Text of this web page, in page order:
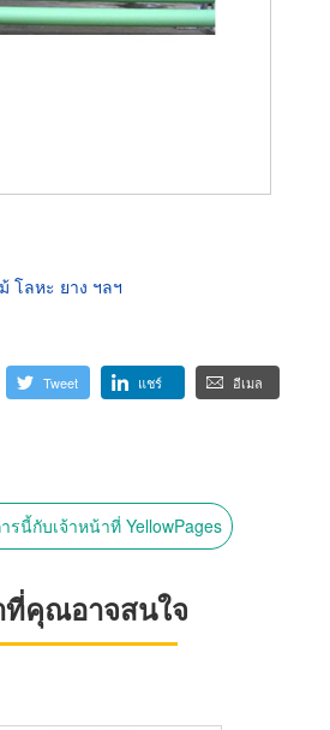
โลหะ ยาง ฯลฯ
Tweet แชร์ อีเมล
นี้กับเจ้าหน้าที่ YellowPages
คุณอาจสนใจ